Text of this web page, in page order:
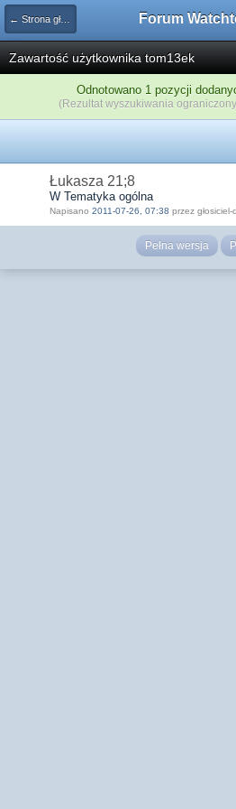
← Strona główna
Zawartość użytkownika tom13ek
Odnotowano 1 pozycji
(Rezultat wyszukiwania
Łukasza 21;8
W Tematyka ogólna
Napisano 2011-07-26, 07:38 przez głosiciel-
Pełna wersja